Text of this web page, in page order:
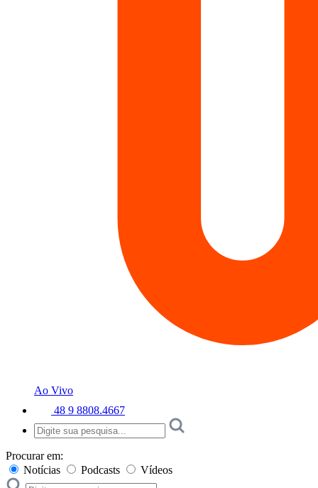
Ao Vivo
48 9 8808.4667
Procurar em:
Notícias
Podcasts Vídeos